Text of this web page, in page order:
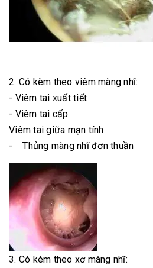
2. Có kèm theo viêm màng nhĩ:
- Viêm tai xuất tiết
- Viêm tai cấp
Viêm tai giữa mạn tính
- Thủng màng nhĩ đơn thuần
3. Có kèm theo xơ màng nhĩ: